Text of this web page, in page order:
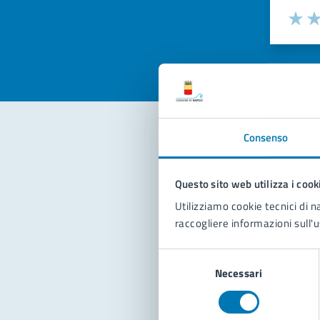
Consenso
Questo sito web utilizza i
Utilizziamo cookie tecnici di
raccogliere informazioni
Necessari
Valuta